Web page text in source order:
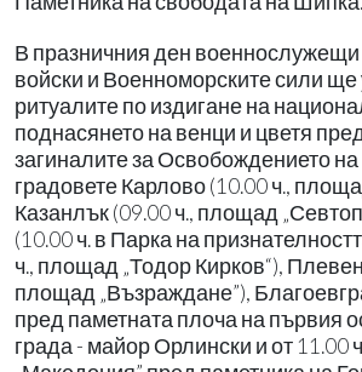
В празничния ден военнослужещи
войски и Военноморските сили ще
ритуалите по издигане на
поднасянето на венци и цветя
загиналите за Освобождението
градовете Карлово (10.00 ч.,
Казанлък (09.00 ч., площад
(10.00 ч. в Парка на
ч., площад „Тодор Кирков“),
площад „Възраждане”),
пред паметната плоча на първия
града - майор Орлински и от 11.00